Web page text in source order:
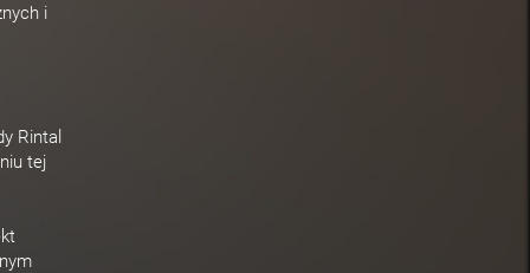
i
Rintal
tej